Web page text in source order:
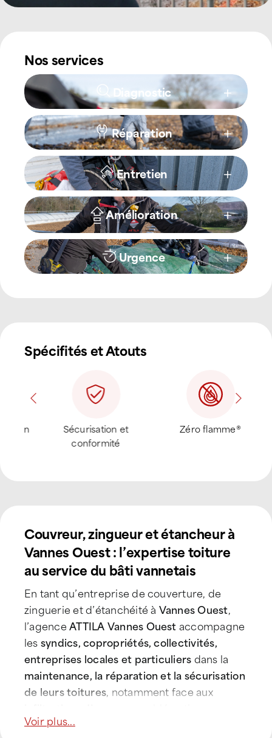
Nos services
Diagnostic
Réparation
Entretien
Amélioration
Urgence
Spécifités et Atouts
Sécurisation et
conformité
Zéro flamme®
Couvreur, zingueur et étancheur à
Vannes Ouest : l’expertise toiture
au service du bâti vannetais
En tant qu’entreprise de couverture, de
zinguerie et d’étanchéité à Vannes Ouest,
l’agenceATTILA Vannes Ouestaccompagne
lessyndics, copropriétés, collectivités,
entreprises locales et particuliersdans la
maintenance, la réparation et la sécurisation
de leurs toitures, notamment face aux
d’étanchéité et à l’usure liée au climat
Voir plus...